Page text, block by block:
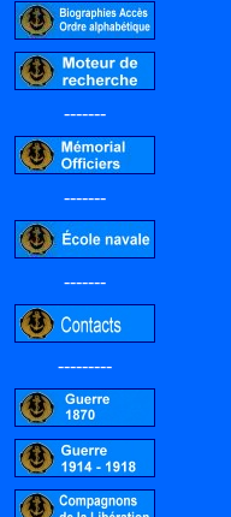
-------
-------
-------
---------